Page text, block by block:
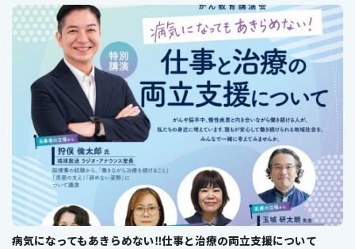
病気になってもあきらめない‼仕事と治療の両立支援について